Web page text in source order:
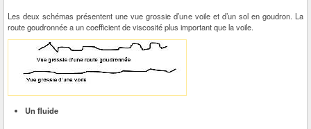
Les deux schémas présentent une vue grossie d’une voile et d’un sol en goudron. La
route goudronnée a un coefficient de viscosité plus important que la voile.
Un fluide